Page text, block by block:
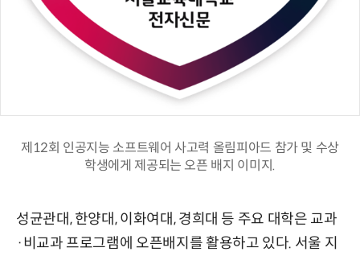
제12회 인공지능 소프트웨어 사고력 올림피아드 참가 및 수상
학생에게 제공되는 오픈 배지 이미지.
성균관대, 한양대, 이화여대, 경희대 등 주요 대학은 교과
·비교과 프로그램에 오픈배지를 활용하고 있다. 서울 지